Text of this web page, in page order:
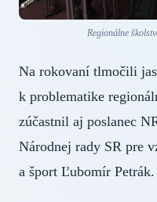
Regionálne
Na rokovaní tlmočili
k problematike
zúčastnil aj poslanec
Národnej rady SR pre
a šport Ľubomír Petrák.